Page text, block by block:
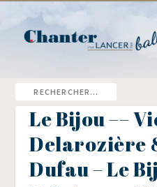
Le Bijou ––
Delarozière
Dufau – Le